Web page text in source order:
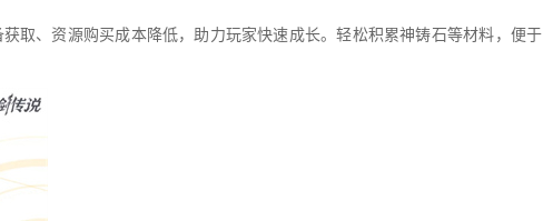
取、资源购买成本降低，助力玩家快速成长。轻松积累神铸石等材料，便于